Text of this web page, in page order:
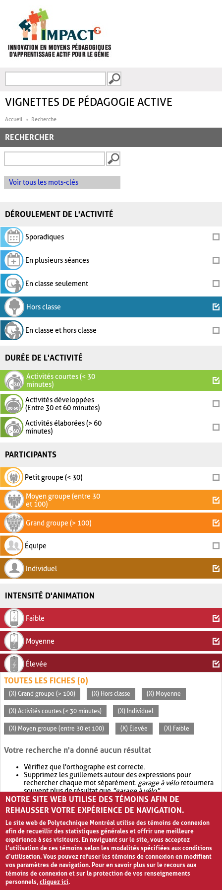
FORMULAIRE DE
VIGNETTES DE PÉDAGOGIE ACTIVE
Accueil Recherche
RECHERCHER
Voir tous les mots-clés
DÉROULEMENT DE L'ACTIVITÉ
Sporadiques
En plusieurs séances
En classe seulement
Hors classe
En classe et hors classe
DURÉE DE L'ACTIVITÉ
Activités courtes (< 30
minutes)
Activités développées
(Entre 30 et 60 minutes)
Activités élaborées (> 60
minutes)
PARTICIPANTS
Petit groupe (< 30)
Moyen groupe (entre 30
et 100)
Grand groupe (> 100)
Équipe
Individuel
INTENSITÉ D'ANIMATION
Faible
Moyenne
Élevée
TOUTES LES FICHES (0)
(X) Grand groupe (> 100) (X) Hors classe (X) Moyenne
(X) Activités courtes (< 30 minutes) (X) Individuel
(X) Moyen groupe (entre 30 et 100) (X) Élevée (X) Faible
Votre recherche n'a donné aucun résultat
Vérifiez que l'orthographe est correcte.
Supprimez les guillemets autour des expressions pour
rechercher chaque mot séparément. garage à véloretournera
souvent plus de résultat que"garage à vélo".
Envisagez d'élargir votre recherche avec OR.garage OR vélo
retournera souvent plus de résultat quegarage à vélo
NOTRE SITE WEB UTILISE DES TÉMOINS AFIN DE
REHAUSSER VOTRE EXPÉRIENCE DE NAVIGATION.
Le site web de Polytechnique Montréal utilise des témoins de connexion
afin de recueillir des statistiques générales et offrir une meilleure
expérience à ses visiteurs. En naviguant sur le site, vous acceptez
l’utilisation de ces témoins selon les modalités spécifiées aux conditions
d’utilisation. Vous pouvez refuser les témoins de connexion en modifiant
vos paramètres de navigation. Pour en savoir plus sur le recours aux
témoins de connexion et sur la protection de vos renseignements
personnels,cliquez ici.